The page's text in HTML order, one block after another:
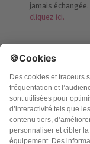
jamais
cliquez ici.